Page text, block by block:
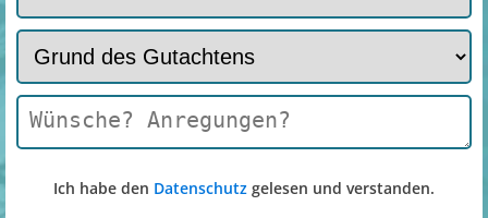
Ich habe den Datenschutz gelesen und verstanden.